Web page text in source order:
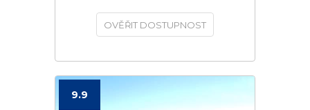
OVĚŘIT DOSTUPNOST
9.9